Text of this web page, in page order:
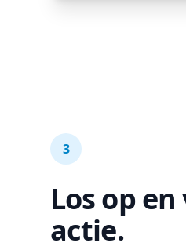
3
Los op
actie.